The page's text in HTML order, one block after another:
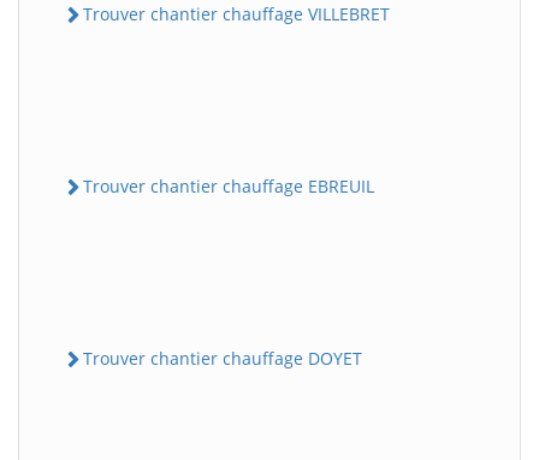
Trouver chantier chauffage VILLEBRET
Trouver chantier chauffage EBREUIL
Trouver chantier chauffage DOYET